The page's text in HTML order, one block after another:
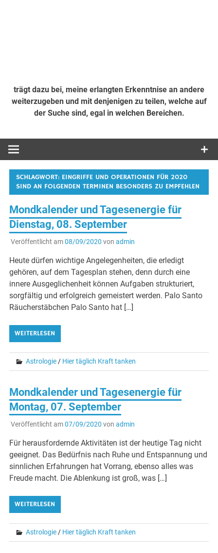
trägt dazu bei, meine erlangten Erkenntnise an andere
weiterzugeben und mit denjenigen zu teilen, welche auf
der Suche sind, egal in welchen Bereichen.
SCHLAGWORT: EINGRIFFE UND OPERATIONEN FÜR 2020
SIND AN FOLGENDEN TERMINEN BESONDERS ZU EMPFEHLEN
Mondkalender und Tagesenergie für
Dienstag, 08. September
Veröffentlicht am08/09/2020 von admin
Heute dürfen wichtige Angelegenheiten, die erledigt
gehören, auf dem Tagesplan stehen, denn durch eine
innere Ausgeglichenheit können Aufgaben strukturiert,
sorgfältig und erfolgreich gemeistert werden. Palo Santo
Räucherstäbchen Palo Santo hat […]
WEITERLESEN
Astrologie/ Hier täglich Kraft tanken
Mondkalender und Tagesenergie für
Montag, 07. September
Veröffentlicht am07/09/2020 von admin
Für herausfordernde Aktivitäten ist der heutige Tag nicht
geeignet. Das Bedürfnis nach Ruhe und Entspannung und
sinnlichen Erfahrungen hat Vorrang, ebenso alles was
Freude macht. Die Ablenkung ist groß, was […]
WEITERLESEN
Astrologie / Hier täglich Kraft tanken